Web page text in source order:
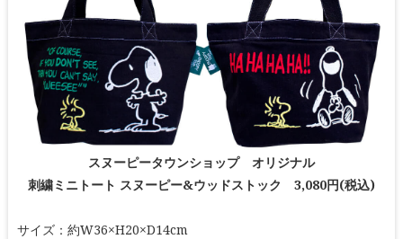
スヌーピータウンショップ オリジナル
刺繍ミニトート スヌーピー&ウッドストック 3,080円(税込)
サイズ：約W36×H20×D14cm